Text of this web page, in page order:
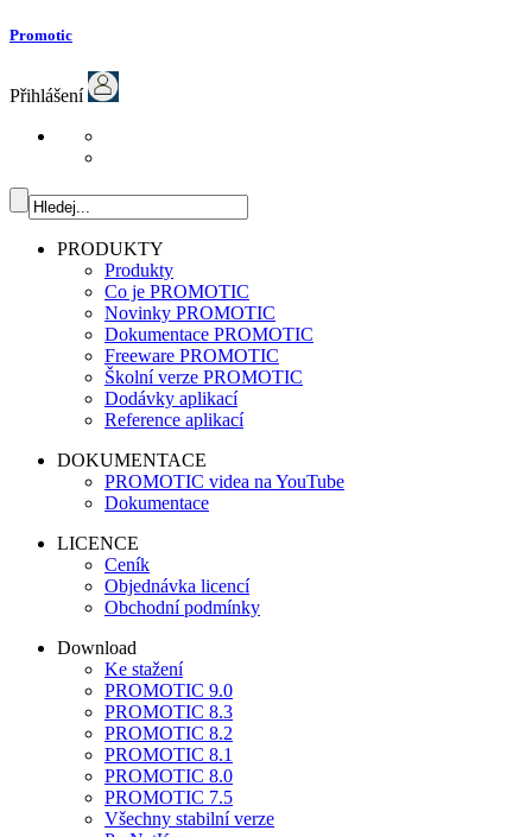
Promotic
Přihlášení
PRODUKTY
Produkty
Co je PROMOTIC
Novinky PROMOTIC
Dokumentace PROMOTIC
Freeware PROMOTIC
Školní verze PROMOTIC
Dodávky aplikací
Reference aplikací
DOKUMENTACE
PROMOTIC videa na YouTube
Dokumentace
LICENCE
Ceník
Objednávka licencí
Obchodní podmínky
Download
Ke stažení
PROMOTIC 9.0
PROMOTIC 8.3
PROMOTIC 8.2
PROMOTIC 8.1
PROMOTIC 8.0
PROMOTIC 7.5
Všechny stabilní verze